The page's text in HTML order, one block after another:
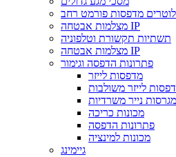
מדפסות פורמט רחב
מצלמות אבטחה IP
תשתיות תקשורת וטלפוניה
מצלמות אבטחה IP
פתרונות הדפסה וגימור
מדפסות לייזר
מגרסות נייר משרדיות
מכונות כריכה
פתרונות הדפסה
מכונות למינציה
גיימינג